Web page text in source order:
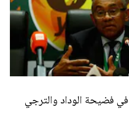
فضيحة الوداد والترجي